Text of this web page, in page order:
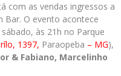
com as vendas ingressos a
O evento acontece
às 21h no Parque
1397, Paraopeba – MG),
& Fabiano, Marcelinho